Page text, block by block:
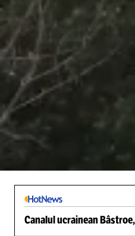
Canalul ucrainean